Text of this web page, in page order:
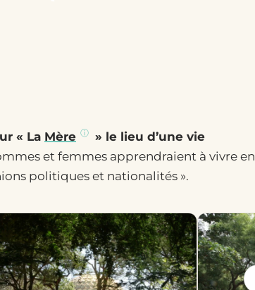
« La Mère
» le lieu d’une vie
et femmes apprendraient à vivre en
politiques et nationalités ».